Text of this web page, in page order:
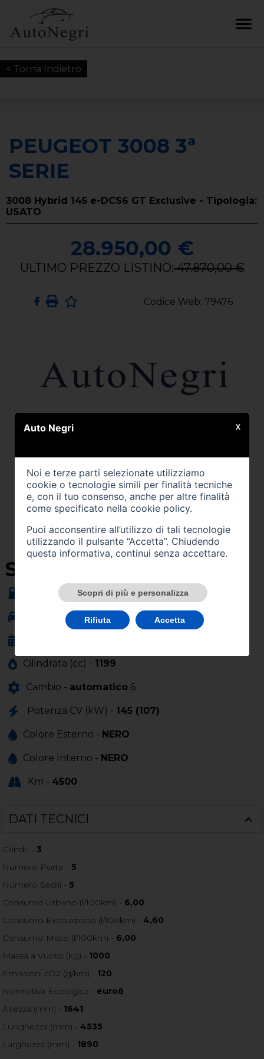
< Torna Indietro
Codice Web: 79476
PEUGEOT 3008 3ª
SERIE
3008 Hybrid 145 e-DCS6 GT Exclusive - Tipologia:
USATO
28.950,00 €
ULTIMO PREZZO LISTINO:47.870,00 €
SU QUEST'AUTO
Alimentazione - ibrida
Carrozzeria -fuoristrada
Cilindrata (cc) - 1199
Cambio - automatico 6
Potenza CV (kW) - 145 (107)
Colore Esterno - NERO
Colore Interno - NERO
Km - 4500
DATI TECNICI
Cilindri - 3
Numero Porte - 5
Numero Sedili - 5
Consumo Urbano (l/100km) - 6,00
Consumo Extraurbano (l/100km) -4,60
Consumo Misto (l/100km) - 6,00
Massa a Vuoto (kg) - 1000
Emissioni cO2 (g/km) - 120
Normativa Ecologica - euro6
Altezza (mm) - 1641
Lunghezza (mm) -4535
Larghezza (mm) - 1890
Auto Negri
Noi e terze parti selezionate utilizziamo
cookie o tecnologie simili per finalità tecniche
e, con il tuo consenso, anche per altre finalità
come specificato nella cookie policy.
Puoi acconsentire all’utilizzo di tali tecnologie
utilizzando il pulsante “Accetta”. Chiudendo
questa informativa, continui senza accettare.
Scopri di più e personalizza
Rifiuta Accetta
X